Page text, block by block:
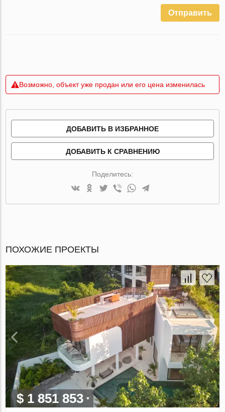
Отправить
Возможно, объект уже продан или его цена изменилась
ДОБАВИТЬ В ИЗБРАННОЕ
ДОБАВИТЬ К СРАВНЕНИЮ
Поделитесь:
ПОХОЖИЕ ПРОЕКТЫ
$ 1 851 853